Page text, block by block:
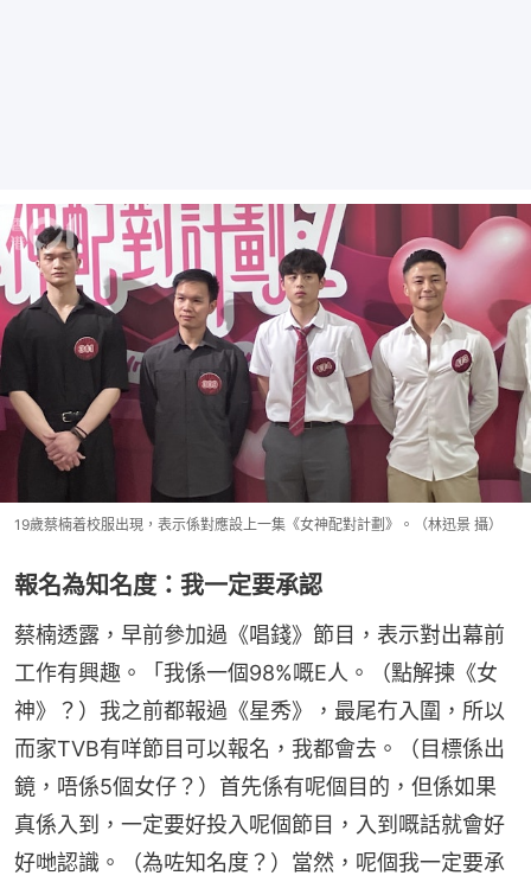
19歲蔡楠着校服出現，表示係對應設上一集《女神配對計劃》。（林迅景 攝）
報名為知名度：我一定要承認
蔡楠透露，早前參加過《唱錢》節目，表示對出幕前
工作有興趣。「我係一個98%嘅E人。（點解揀《女
神》？）我之前都報過《星秀》，最尾冇入圍，所以
而家TVB有咩節目可以報名，我都會去。（目標係出
鏡，唔係5個女仔？）首先係有呢個目的，但係如果
真係入到，一定要好投入呢個節目，入到嘅話就會好
好哋認識。（為咗知名度？）當然，呢個我一定要承